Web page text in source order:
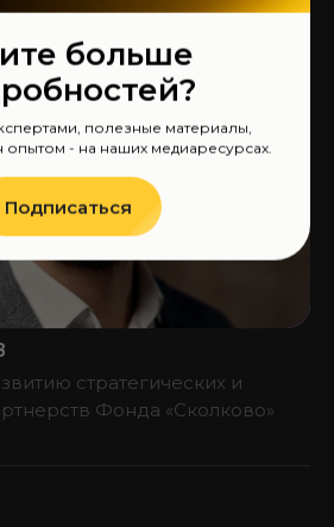
стратегических и
Фонда «Сколково»
больше
полезные материалы,
- на наших медиаресурсах.
Подписаться